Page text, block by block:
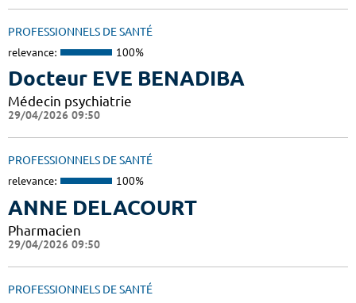
PROFESSIONNELS DE SANTÉ
relevance: 100%
Docteur EVE BENADIBA
Médecin psychiatrie
29/04/2026 09:50
PROFESSIONNELS DE SANTÉ
relevance: 100%
ANNE DELACOURT
Pharmacien
29/04/2026 09:50
PROFESSIONNELS DE SANTÉ